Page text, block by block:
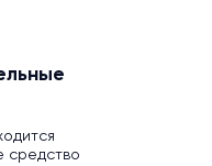
средство